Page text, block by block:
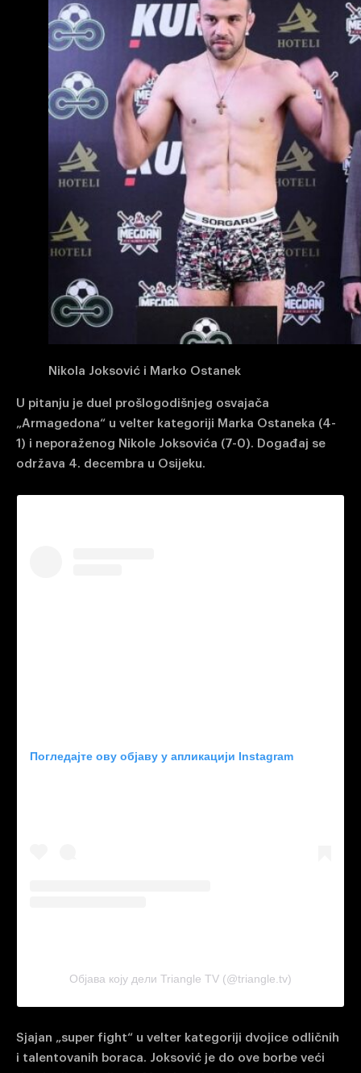
Nikola Joksović i Marko Ostanek
U pitanju je duel prošlogodišnjeg osvajača
„Armagedona“ u velter kategoriji Marka Ostaneka (4-
1) i neporaženog Nikole Joksovića (7-0). Događaj se
održava 4. decembra u Osijeku.
Погледајте ову објаву у апликацији Instagram
Објава коју дели Triangle TV (@triangle.tv)
Sjajan „super fight“ u velter kategoriji dvojice odličnih
i talentovanih boraca. Joksović je do ove borbe veći